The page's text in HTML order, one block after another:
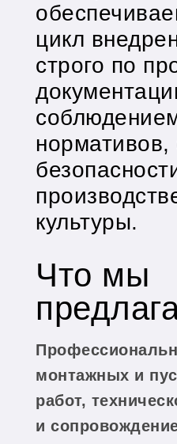
цикл
строго по
нормативов,
культуры.
Что мы
монтажных и
работ,
и